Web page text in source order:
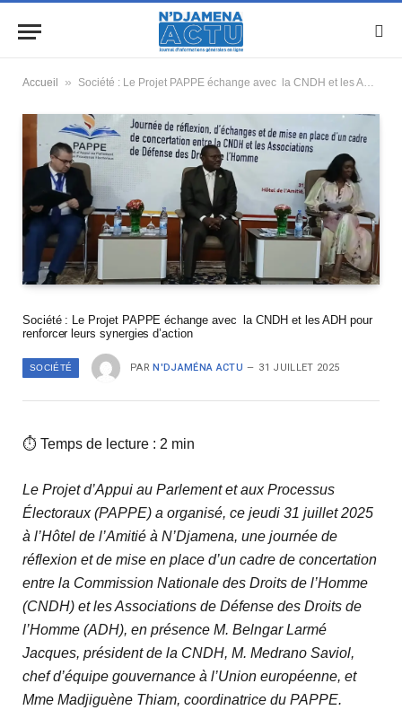
Accueil » Société : Le Projet PAPPE échange avec la CNDH et les ADH pour renforcer leurs synergies d’action
Société : Le Projet PAPPE échange avec la CNDH et les ADH pour
renforcer leurs synergies d’action
SOCIÉTÉ PAR N'DJAMÉNA ACTU 31 JUILLET 2025
⏱ Temps de lecture : 2 min
Le Projet d’Appui au Parlement et aux Processus
Électoraux (PAPPE) a organisé, ce jeudi 31 juillet 2025
à l’Hôtel de l’Amitié à N’Djamena, une journée de
réflexion et de mise en place d’un cadre de concertation
entre la Commission Nationale des Droits de l’Homme
(CNDH) et les Associations de Défense des Droits de
l’Homme (ADH), en présence M. Belngar Larmé
Jacques, président de la CNDH, M. Medrano Saviol,
chef d’équipe gouvernance à l’Union européenne, et
Mme Madjiguène Thiam, coordinatrice du PAPPE.